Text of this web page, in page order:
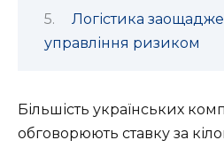
Логістика
управління ризиком
Більшість українських
обговорюють ставку за